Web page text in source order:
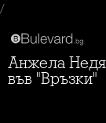
/
Анжела Недялкова с екранните си родители
във "Връзки"